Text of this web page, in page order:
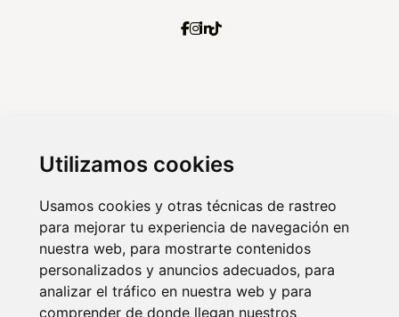
Utilizamos cookies
Usamos cookies y otras técnicas de rastreo
para mejorar tu experiencia de navegación en
nuestra web, para mostrarte contenidos
personalizados y anuncios adecuados, para
analizar el tráfico en nuestra web y para
comprender de donde llegan nuestros
Marketing digital Madrid
Marketing digital Almería
© 2026 VISIONCLICK. Agencia de marketing
online y publicidad.